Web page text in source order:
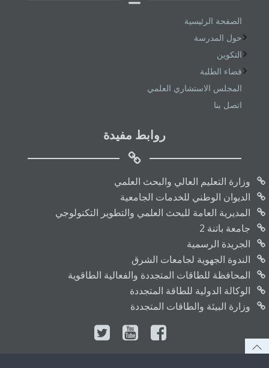
الصفحة الرئيسية
حول المدرسة
التكوين
فضاء الطلبة
المجلس الاستشاري العلمي
اتصل بنا
روابط مفيدة
وزارة التعليم العالي والبحث العلمي
الديوان الوطني للخدمات الجامعية
المديرية العامة للبحث العلمي والتطوير التكنولوجي
جامعة باتنة 2
الجريدة الرسمية
الندوة الجهوية لجامعات الشرق
المحافظة للطاقات المتجددة والفعالية الطاقوية
الوكالة الدولية للطاقة المتجددة
وزارة البيئة والطاقات المتجددة